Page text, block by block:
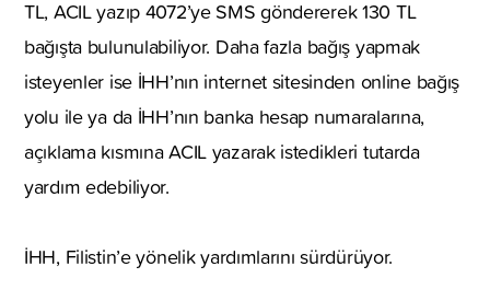
TL, ACIL yazıp 4072’ye SMS göndererek 130 TL
bağışta bulunulabiliyor. Daha fazla bağış yapmak
isteyenler ise İHH’nın internet sitesinden online bağış
yolu ile ya da İHH’nın banka hesap numaralarına,
açıklama kısmına ACIL yazarak istedikleri tutarda
yardım edebiliyor.
İHH, Filistin’e yönelik yardımlarını sürdürüyor.